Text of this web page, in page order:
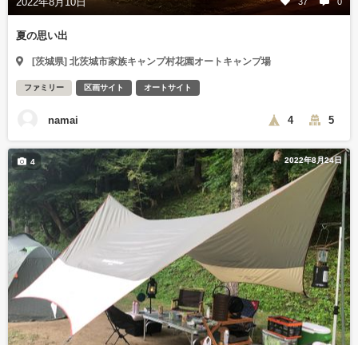
夏の思い出
[茨城県] 北茨城市家族キャンプ村花園オートキャンプ場
ファミリー 区画サイト オートサイト
namai 4 5
2022年8月24日
4